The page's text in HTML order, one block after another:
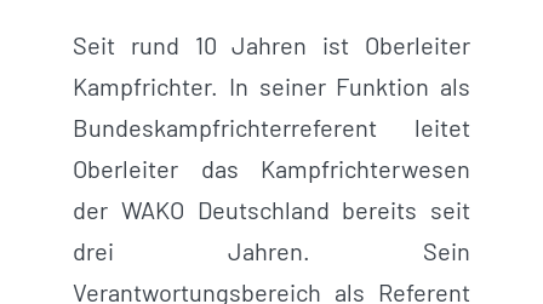
Seit rund 10 Jahren ist Oberleiter
Kampfrichter. In seiner Funktion als
Bundeskampfrichterreferent leitet
Oberleiter das Kampfrichterwesen
der WAKO Deutschland bereits seit
drei Jahren. Sein
Verantwortungsbereich als Referent